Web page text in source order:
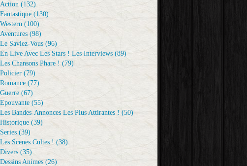
Action (132)
Fantastique (130)
Western (100)
Aventures (98)
Le Saviez-Vous (96)
En Live Avec Les Stars ! Les Interviews (89)
Les Chansons Phare ! (79)
Policier (79)
Romance (77)
Guerre (67)
Epouvante (55)
Les Bandes-Annonces Les Plus Attirantes ! (50)
Historique (39)
Series (39)
Les Scenes Cultes ! (38)
Divers (35)
Dessins Animes (26)